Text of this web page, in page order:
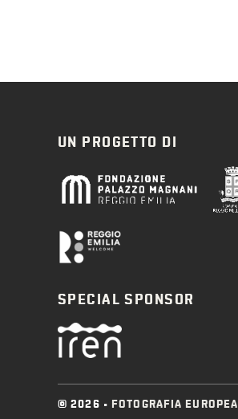
UN PROGETTO DI
SPECIAL SPONSOR
© 2026 • FOTOGRAFIA EUROPEA